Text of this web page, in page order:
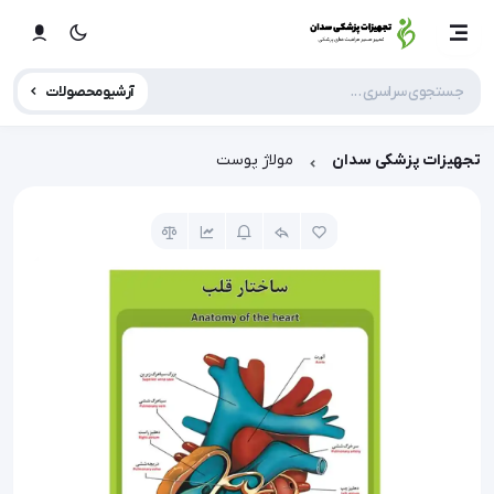
آرشیو محصولات
تجهیزات پزشکی سدان مولاژ پوست